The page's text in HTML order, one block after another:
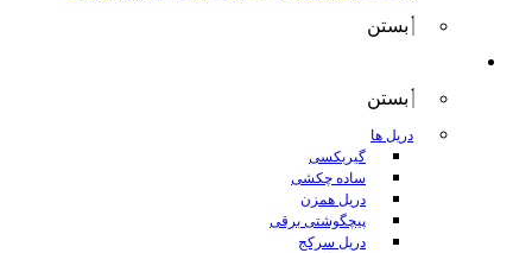
بستن
بستن
دریل ها
گیربکسی
ساده چکشی
دریل همزن
پیچگوشتی برقی
دریل سرکج